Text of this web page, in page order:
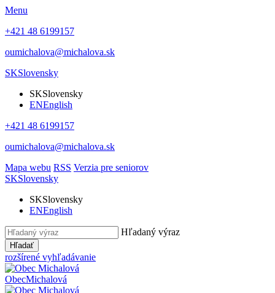
Menu
+421 48 6199157
oumichalova@michalova.sk
SKSlovensky
SKSlovensky
ENEnglish
+421 48 6199157
oumichalova@michalova.sk
Mapa webu RSS Verzia pre seniorov
SKSlovensky
SKSlovensky
ENEnglish
Hľadaný výraz
Hľadať
rozšírené vyhľadávanie
ObecMichalová